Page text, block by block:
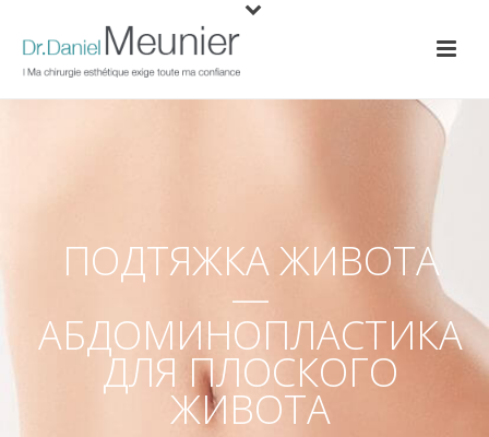
ПОДТЯЖКА ЖИВОТА
—
АБДОМИНОПЛАСТИКА
ДЛЯ ПЛОСКОГО
ЖИВОТА